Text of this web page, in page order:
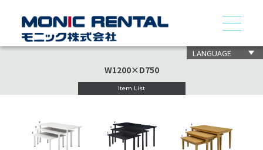
LANGUAGE
W1200×D750
Item List